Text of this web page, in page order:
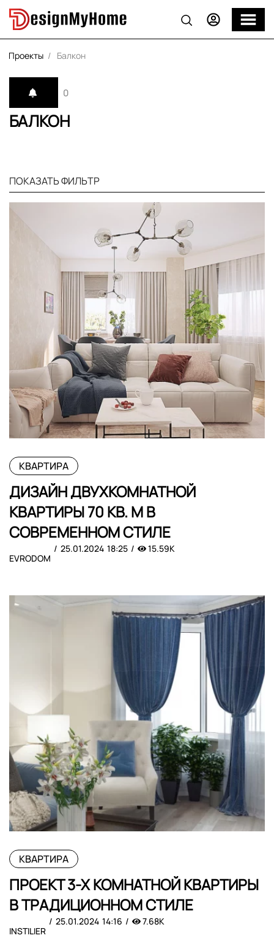
Проекты Балкон
БАЛКОН
0
ПОКАЗАТЬ ФИЛЬТР
КВАРТИРА
ДИЗАЙН ДВУХКОМНАТНОЙ
КВАРТИРЫ 70 КВ. М В
СОВРЕМЕННОМ СТИЛЕ
EVRODOM
25.01.2024 18:25 15.59K
КВАРТИРА
ПРОЕКТ 3-Х КОМНАТНОЙ КВАРТИРЫ
В ТРАДИЦИОННОМ СТИЛЕ
INSTILIER
25.01.2024 14:16 7.68K